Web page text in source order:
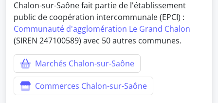
Chalon-sur-Saône fait partie de l'établissement
public de coopération intercommunale (EPCI) :
Communauté d'agglomération Le Grand Chalon
(SIREN 247100589) avec 50 autres communes.
Marchés Chalon-sur-Saône
Commerces Chalon-sur-Saône